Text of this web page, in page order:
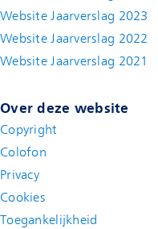
Website Jaarverslag 2023
Website Jaarverslag 2022
Website Jaarverslag 2021
Over deze website
Copyright
Colofon
Privacy
Cookies
Toegankelijkheid